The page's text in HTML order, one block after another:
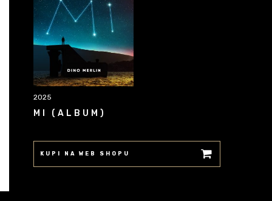
2025
MI (ALBUM)
KUPI NA WEB SHOPU